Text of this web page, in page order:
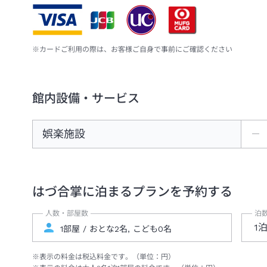
※カードご利用の際は、お客様ご自身で事前にご確認ください
館内設備・サービス
娯楽施設 ―
はづ合掌に泊まるプランを予約する
人数・部屋数 泊
1泊
※表示の料金は税込料金です。（単位：円）